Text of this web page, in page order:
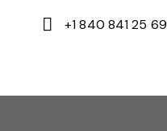
+1 840 841 25 69